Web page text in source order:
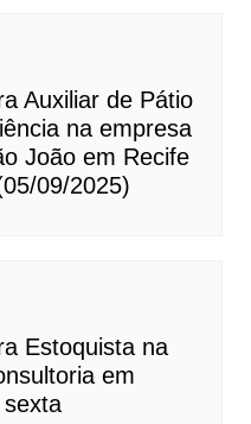
Auxiliar de Pátio
na empresa
João em Recife
09/2025)
Estoquista na
em